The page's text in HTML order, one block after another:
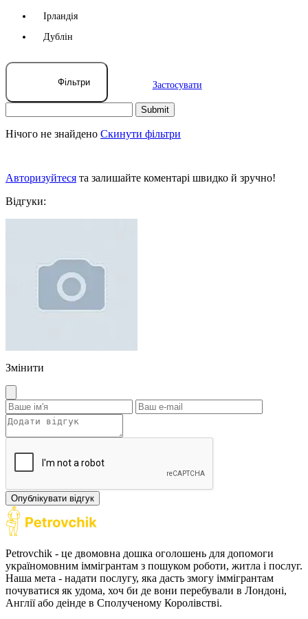
Ірландія
Дублін
Фільтри Застосувати
Нічого не знайдено Скинути фільтри
Авторизуйтеся та залишайте коментарі швидко й зручно!
Відгуки:
Змінити
Опублікувати відгук
Petrovchik - це двомовна дошка оголошень для допомоги
україномовним іммігрантам з пошуком роботи, житла і послуг.
Наша мета - надати послугу, яка дасть змогу іммігрантам
почуватися як удома, хоч би де вони перебували в Лондоні,
Англії або деінде в Сполученому Королівстві.